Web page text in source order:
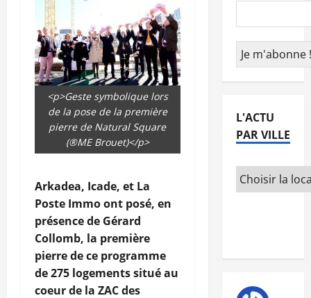
<p>Geste symbolique lors
de la pose de la première
pierre de Natural Square
(®ME Brouet)</p>
Arkadea, Icade, et La
Poste Immo ont posé, en
présence de Gérard
Collomb, la première
pierre de ce programme
de 275 logements situé au
coeur de la ZAC des
L'ACTU
PAR VILLE